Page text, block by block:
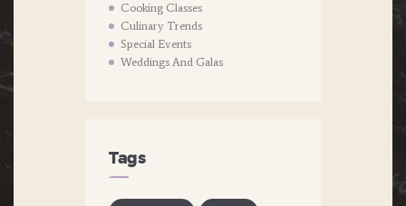
Cooking Classes
Culinary Trends
Special Events
Weddings And Galas
Tags